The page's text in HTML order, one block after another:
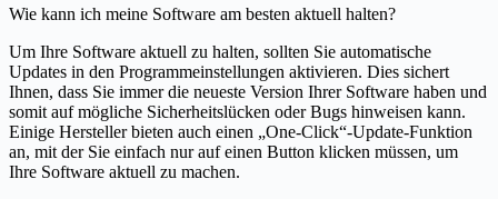
Wie kann ich meine Software am besten aktuell halten?
Um Ihre Software aktuell zu halten, sollten Sie automatische
Updates in den Programmeinstellungen aktivieren. Dies sichert
Ihnen, dass Sie immer die neueste Version Ihrer Software haben und
somit auf mögliche Sicherheitslücken oder Bugs hinweisen kann.
Einige Hersteller bieten auch einen „One-Click“-Update-Funktion
an, mit der Sie einfach nur auf einen Button klicken müssen, um
Ihre Software aktuell zu machen.